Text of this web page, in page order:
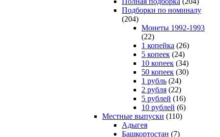
Подборки по номиналу
(204)
Монеты 1992-1993
(22)
1 копейка (26)
5 копеек (24)
10 копеек (34)
50 копеек (30)
1 рубль (24)
2 рубля (22)
5 рублей (16)
10 рублей (6)
Местные выпуски (110)
Адыгея
Башкортостан (7)